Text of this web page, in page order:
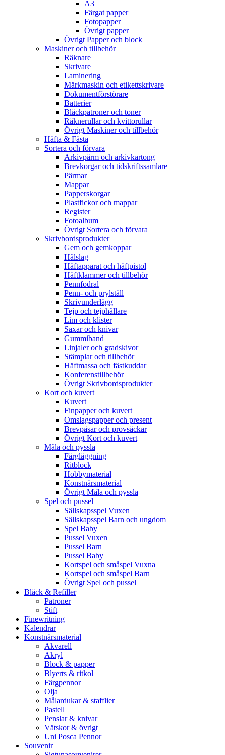
A3
Färgat papper
Fotopapper
Övrigt papper
Övrigt Papper och block
Maskiner och tillbehör
Räknare
Skrivare
Laminering
Märkmaskin och etikettskrivare
Dokumentförstörare
Batterier
Bläckpatroner och toner
Räknerullar och kvittorullar
Övrigt Maskiner och tillbehör
Häfta & Fästa
Sortera och förvara
Arkivpärm och arkivkartong
Brevkorgar och tidskriftssamlare
Pärmar
Mappar
Papperskorgar
Plastfickor och mappar
Register
Fotoalbum
Övrigt Sortera och förvara
Skrivbordsprodukter
Gem och gemkoppar
Hålslag
Häftapparat och häftpistol
Häftklammer och tillbehör
Pennfodral
Penn- och prylställ
Skrivunderlägg
Tejp och tejphållare
Lim och klister
Saxar och knivar
Gummiband
Linjaler och gradskivor
Stämplar och tillbehör
Häftmassa och fästkuddar
Konferenstillbehör
Övrigt Skrivbordsprodukter
Kort och kuvert
Kuvert
Finpapper och kuvert
Omslagspapper och present
Brevpåsar och provsäckar
Övrigt Kort och kuvert
Måla och pyssla
Färgläggning
Ritblock
Hobbymaterial
Konstnärsmaterial
Övrigt Måla och pyssla
Spel och pussel
Sällskapsspel Vuxen
Sällskapsspel Barn och ungdom
Spel Baby
Pussel Vuxen
Pussel Barn
Pussel Baby
Kortspel och småspel Vuxna
Kortspel och småspel Barn
Övrigt Spel och pussel
Bläck & Refiller
Patroner
Stift
Finewritning
Kalendrar
Konstnärsmaterial
Akvarell
Akryl
Block & papper
Blyerts & ritkol
Färgpennor
Olja
Målardukar & stafflier
Pastell
Penslar & knivar
Vätskor & övrigt
Uni Posca Pennor
Souvenir